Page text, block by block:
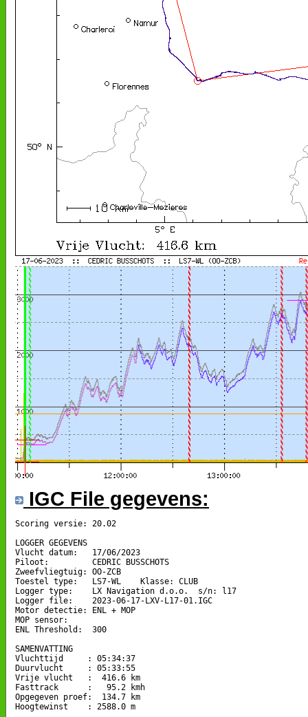
IGC File gegevens:
Scoring versie: 20.02
LOGGER GEGEVENS
Vlucht datum:   17/06/2023
Piloot:         CEDRIC BUSSCHOTS
Zweefvliegtuig: OO-ZCB
Toestel type:   LS7-WL    Klasse: CLUB
Logger type:    LX Navigation d.o.o.  s/n: l17
Logger file:    2023-06-17-LXV-L17-01.IGC
Motor detectie: ENL + MOP
MOP sensor:
ENL Threshold:  300
SAMENVATTING
Vluchttijd     : 05:34:37
Duurvlucht     : 05:33:55
Vrije vlucht   :  416.6 km
Fasttrack      :   95.2 kmh
Opgegeven proef:  134.7 km
Hoogtewinst    : 2588.0 m